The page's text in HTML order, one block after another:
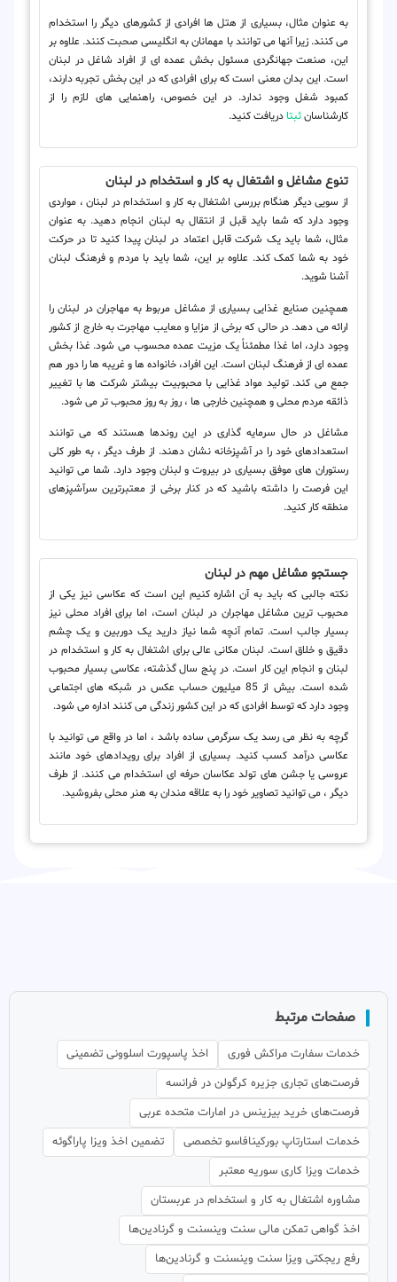
به عنوان مثال، بسیاری از هتل ها افرادی از کشورهای دیگر را استخدام
می کنند. زیرا آنها می توانند با مهمانان به انگلیسی صحبت کنند. علاوه بر
این، صنعت جهانگردی مسئول بخش عمده ای از افراد شاغل در لبنان
است. این بدان معنی است که برای افرادی که در این بخش تجربه دارند،
کمبود شغل وجود ندارد. در این خصوص، راهنمایی های لازم را از
کارشناسانثبتا دریافت کنید.
تنوع مشاغل و اشتغال به کار و استخدام در لبنان
از سویی دیگر هنگام بررسی اشتغال به کار و استخدام در لبنان ، مواردی
وجود دارد که شما باید قبل از انتقال به لبنان انجام دهید. به عنوان
مثال، شما باید یک شرکت قابل اعتماد در لبنان پیدا کنید تا در حرکت
خود به شما کمک کند. علاوه بر این، شما باید با مردم و فرهنگ لبنان
آشنا شوید.
همچنین صنایع غذایی بسیاری از مشاغل مربوط به مهاجران در لبنان را
ارائه می دهد. در حالی که برخی از مزایا و معایب مهاجرت به خارج از کشور
وجود دارد، اما غذا مطمئناً یک مزیت عمده محسوب می شود. غذا بخش
عمده ای از فرهنگ لبنان است. این افراد، خانواده ها و غریبه ها را دور هم
جمع می کند. تولید مواد غذایی با محبوبیت بیشتر شرکت ها با تغییر
ذائقه مردم محلی و همچنین خارجی ها ، روز به روز محبوب تر می شود.
مشاغل در حال سرمایه گذاری در این روندها هستند که می توانند
استعدادهای خود را در آشپزخانه نشان دهند. از طرف دیگر ، به طور کلی
رستوران های موفق بسیاری در بیروت و لبنان وجود دارد. شما می توانید
این فرصت را داشته باشید که در کنار برخی از معتبرترین سرآشپزهای
منطقه کار کنید.
جستجو مشاغل مهم در لبنان
نکته جالبی که باید به آن اشاره کنیم این است که عکاسی نیز یکی از
محبوب ترین مشاغل مهاجران در لبنان است، اما برای افراد محلی نیز
بسیار جالب است. تمام آنچه شما نیاز دارید یک دوربین و یک چشم
دقیق و خلاق است. لبنان مکانی عالی برای اشتغال به کار و استخدام در
لبنان و انجام این کار است. در پنج سال گذشته، عکاسی بسیار محبوب
شده است. بیش از 85 میلیون حساب عکس در شبکه های اجتماعی
وجود دارد که توسط افرادی که در این کشور زندگی می کنند اداره می شود.
گرچه به نظر می رسد یک سرگرمی ساده باشد ، اما در واقع می توانید با
عکاسی درآمد کسب کنید. بسیاری از افراد برای رویدادهای خود مانند
عروسی یا جشن های تولد عکاسان حرفه ای استخدام می کنند. از طرف
دیگر ، می توانید تصاویر خود را به علاقه مندان به هنر محلی بفروشید.
صفحات مرتبط
خدمات سفارت مراکش فوری
اخذ پاسپورت اسلوونی تضمینی
فرصت‌های تجاری جزیره کرگولن در فرانسه
فرصت‌های خرید بیزینس در امارات متحده عربی
خدمات استارتاپ بورکینافاسو تخصصی
تضمین اخذ ویزا پاراگوئه
خدمات ویزا کاری سوریه معتبر
مشاوره اشتغال به کار و استخدام در عربستان
اخذ گواهی تمکن مالی سنت وینسنت و گرنادین‌ها
رفع ریجکتی ویزا سنت وینسنت و گرنادین‌ها